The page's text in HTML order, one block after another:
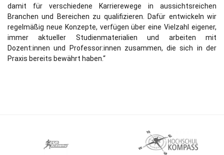
damit für verschiedene Karrierewege in aussichtsreichen
Branchen und Bereichen zu qualifizieren. Dafür entwickeln wir
regelmäßig neue Konzepte, verfügen über eine Vielzahl eigener,
immer aktueller Studienmaterialien und arbeiten mit
Dozent:innen und Professor:innen zusammen, die sich in der
Praxis bereits bewährt haben.“